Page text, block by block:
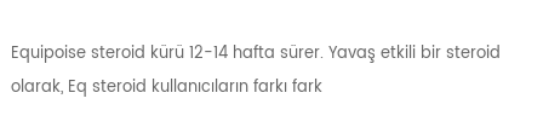
Equipoise steroid kürü 12-14 hafta sürer. Yavaş etkili bir steroid
olarak, Eq steroid kullanıcıların farkı fark